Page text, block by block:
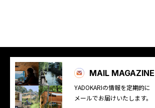
MAIL MAGAZINE
YADOKARIの情報を定期的に
メールでお届けいたします。